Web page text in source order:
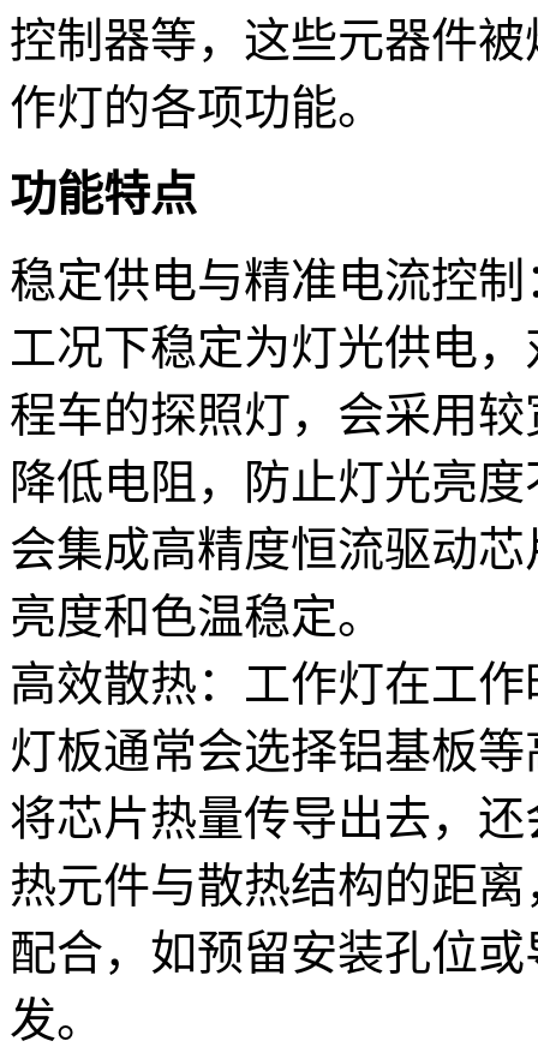
控制器等，这些元器件
作灯的各项功能。
功能特点
稳定供电与精准电流控
工况下稳定为灯光供电
程车的探照灯，会采用
降低电阻，防止灯光亮
会集成高精度恒流驱动
亮度和色温稳定。
高效散热：工作灯在工
灯板通常会选择铝基板
将芯片热量传导出去，
热元件与散热结构的距
配合，如预留安装孔位
发。